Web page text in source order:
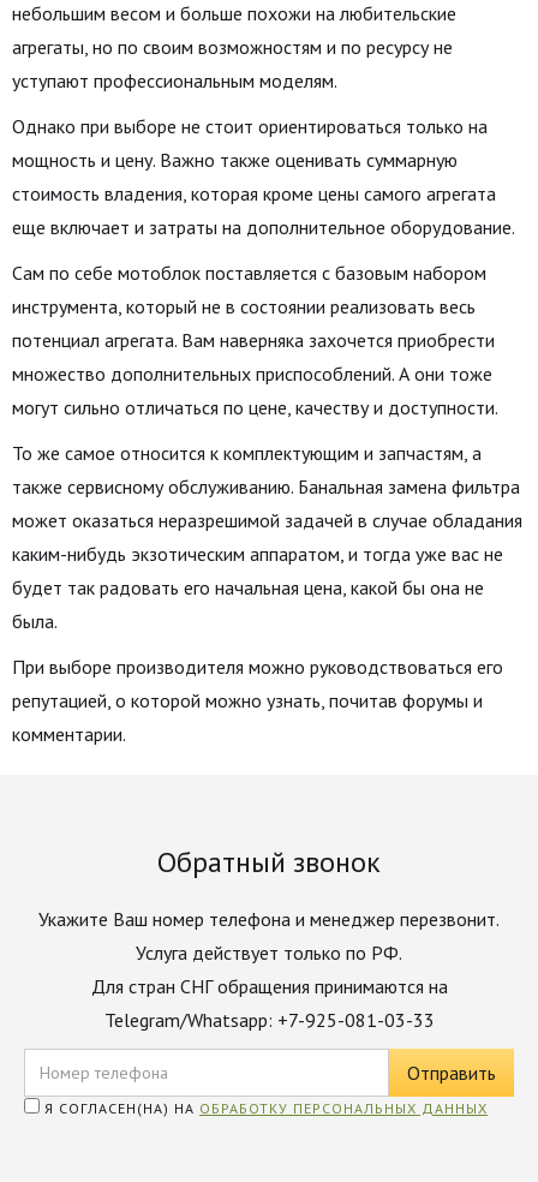
небольшим весом и больше похожи на любительские
агрегаты, но по своим возможностям и по ресурсу не
уступают профессиональным моделям.
Однако при выборе не стоит ориентироваться только на
мощность и цену. Важно также оценивать суммарную
стоимость владения, которая кроме цены самого агрегата
еще включает и затраты на дополнительное оборудование.
Сам по себе мотоблок поставляется с базовым набором
инструмента, который не в состоянии реализовать весь
потенциал агрегата. Вам наверняка захочется приобрести
множество дополнительных приспособлений. А они тоже
могут сильно отличаться по цене, качеству и доступности.
То же самое относится к комплектующим и запчастям, а
также сервисному обслуживанию. Банальная замена фильтра
может оказаться неразрешимой задачей в случае обладания
каким-нибудь экзотическим аппаратом, и тогда уже вас не
будет так радовать его начальная цена, какой бы она не
была.
При выборе производителя можно руководствоваться его
репутацией, о которой можно узнать, почитав форумы и
комментарии.
Обратный звонок
Укажите Ваш номер телефона и менеджер перезвонит.
Услуга действует только по РФ.
Для стран СНГ обращения принимаются на
Telegram/Whatsapp: +7-925-081-03-33
Я СОГЛАСЕН(НА) НА ОБРАБОТКУ ПЕРСОНАЛЬНЫХ ДАННЫХ